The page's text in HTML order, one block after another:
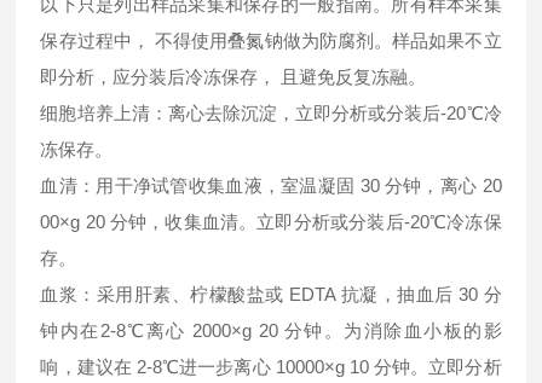
以下只是列出样品采集和保存的一般指南。所有样本采集
保存过程中， 不得使用叠氮钠做为防腐剂。样品如果不立
即分析，应分装后冷冻保存， 且避免反复冻融。
细胞培养上清：离心去除沉淀，立即分析或分装后-20℃冷
冻保存。
血清：用干净试管收集血液，室温凝固 30 分钟，离心 20
00×g 20 分钟，收集血清。立即分析或分装后-20℃冷冻保
存。
血浆：采用肝素、柠檬酸盐或 EDTA 抗凝，抽血后 30 分
钟内在2-8℃离心 2000×g 20 分钟。为消除血小板的影
响，建议在 2-8℃进一步离心 10000×g 10 分钟。立即分析